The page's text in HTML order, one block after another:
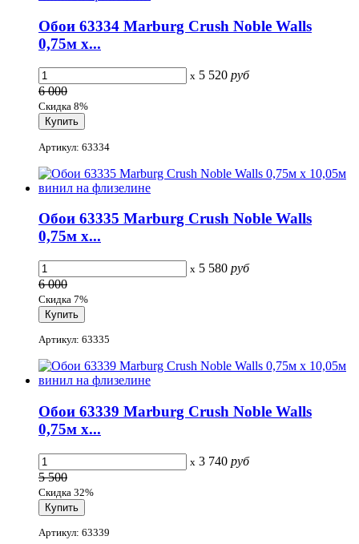
Обои 63334 Marburg Crush Noble Walls
0,75м x...
x 5 520 руб
6 000
Скидка 8%
Артикул: 63334
Обои 63335 Marburg Crush Noble Walls
0,75м x...
x 5 580 руб
6 000
Скидка 7%
Артикул: 63335
Обои 63339 Marburg Crush Noble Walls
0,75м x...
x 3 740 руб
5 500
Скидка 32%
Артикул: 63339